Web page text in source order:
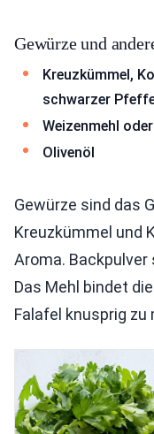
Gewürze und
Kreuzkümmel,
schwarzer
Weizenmehl
Olivenöl
Gewürze sind das
Kreuzkümmel und
Aroma.
Das Mehl bindet
Falafel knusprig zu